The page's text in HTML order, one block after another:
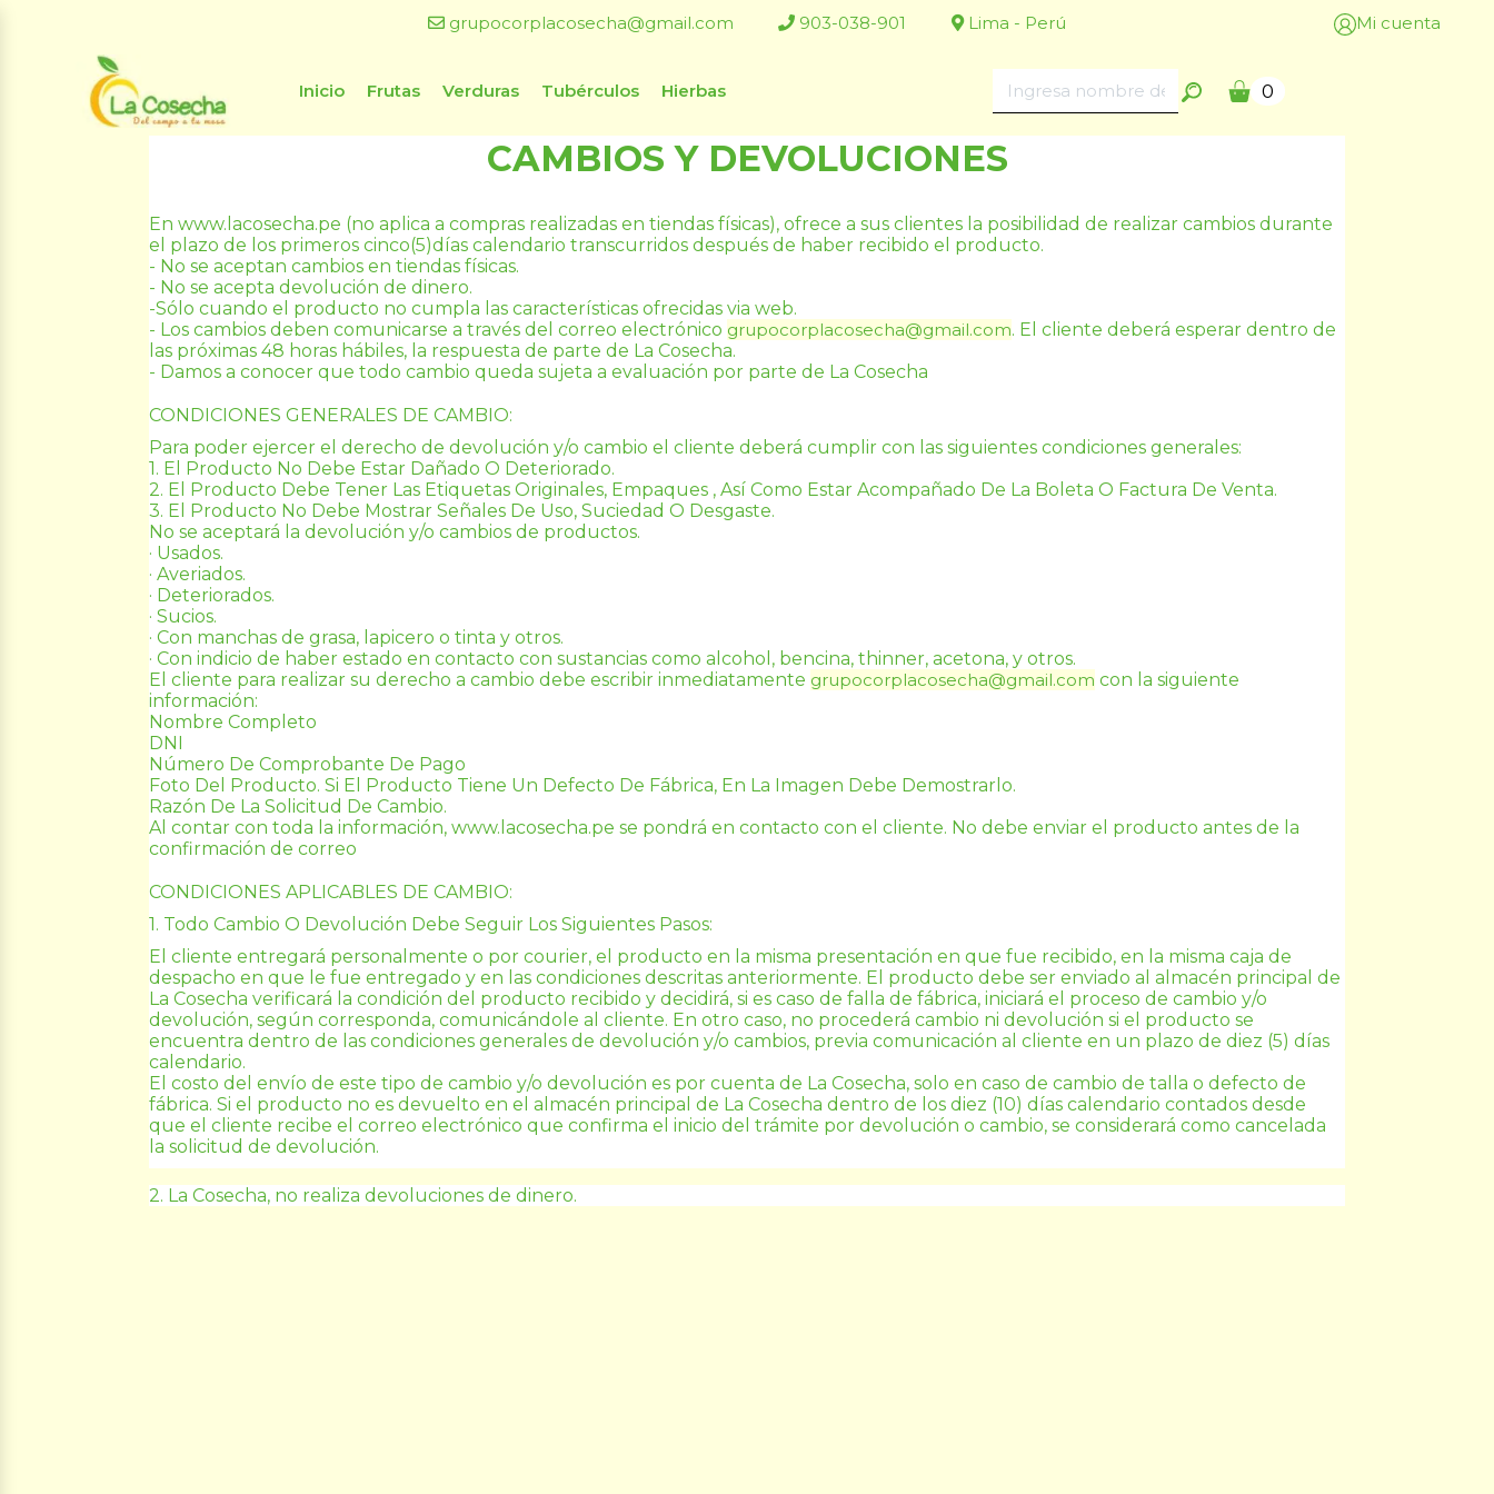
grupocorplacosecha@gmail.com 903-038-901 Lima - Perú Mi cuenta
Inicio Frutas Verduras Tubérculos Hierbas 0
CAMBIOS Y DEVOLUCIONES
En www.lacosecha.pe (no aplica a compras realizadas en tiendas físicas), ofrece a sus clientes la posibilidad de realizar cambios durante
el plazo de los primeros cinco(5)días calendario transcurridos después de haber recibido el producto.
- No se aceptan cambios en tiendas físicas.
- No se acepta devolución de dinero.
-Sólo cuando el producto no cumpla las características ofrecidas via web.
- Los cambios deben comunicarse a través del correo electrónico grupocorplacosecha@gmail.com. El cliente deberá esperar dentro de
las próximas 48 horas hábiles, la respuesta de parte de La Cosecha.
- Damos a conocer que todo cambio queda sujeta a evaluación por parte de La Cosecha
CONDICIONES GENERALES DE CAMBIO:
Para poder ejercer el derecho de devolución y/o cambio el cliente deberá cumplir con las siguientes condiciones generales:
1. El Producto No Debe Estar Dañado O Deteriorado.
2. El Producto Debe Tener Las Etiquetas Originales, Empaques , Así Como Estar Acompañado De La Boleta O Factura De Venta.
3. El Producto No Debe Mostrar Señales De Uso, Suciedad O Desgaste.
No se aceptará la devolución y/o cambios de productos.
· Usados.
· Averiados.
· Deteriorados.
· Sucios.
· Con manchas de grasa, lapicero o tinta y otros.
· Con indicio de haber estado en contacto con sustancias como alcohol, bencina, thinner, acetona, y otros.
El cliente para realizar su derecho a cambio debe escribir inmediatamente grupocorplacosecha@gmail.com con la siguiente
información:
Nombre Completo
DNI
Número De Comprobante De Pago
Foto Del Producto. Si El Producto Tiene Un Defecto De Fábrica, En La Imagen Debe Demostrarlo.
Razón De La Solicitud De Cambio.
Al contar con toda la información, www.lacosecha.pe se pondrá en contacto con el cliente. No debe enviar el producto antes de la
confirmación de correo
CONDICIONES APLICABLES DE CAMBIO:
1. Todo Cambio O Devolución Debe Seguir Los Siguientes Pasos:
El cliente entregará personalmente o por courier, el producto en la misma presentación en que fue recibido, en la misma caja de
La Cosecha verificará la condición del producto recibido y decidirá, si es caso de falla de fábrica, iniciará el proceso de cambio y/o
devolución, según corresponda, comunicándole al cliente. En otro caso, no procederá cambio ni devolución si el producto se
encuentra dentro de las condiciones generales de devolución y/o cambios, previa comunicación al cliente en un plazo de diez (5) días
calendario.
El costo del envío de este tipo de cambio y/o devolución es por cuenta de La Cosecha, solo en caso de cambio de talla o defecto de
fábrica. Si el producto no es devuelto en el almacén principal de La Cosecha dentro de los diez (10) días calendario contados desde
que el cliente recibe el correo electrónico que confirma el inicio del trámite por devolución o cambio, se considerará como cancelada
la solicitud de devolución.
2. La Cosecha, no realiza devoluciones de dinero.